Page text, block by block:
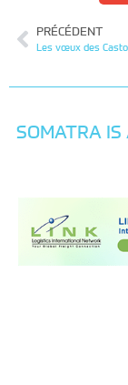
PRÉCÉDENT
Les vœux des
SOMATRA IS